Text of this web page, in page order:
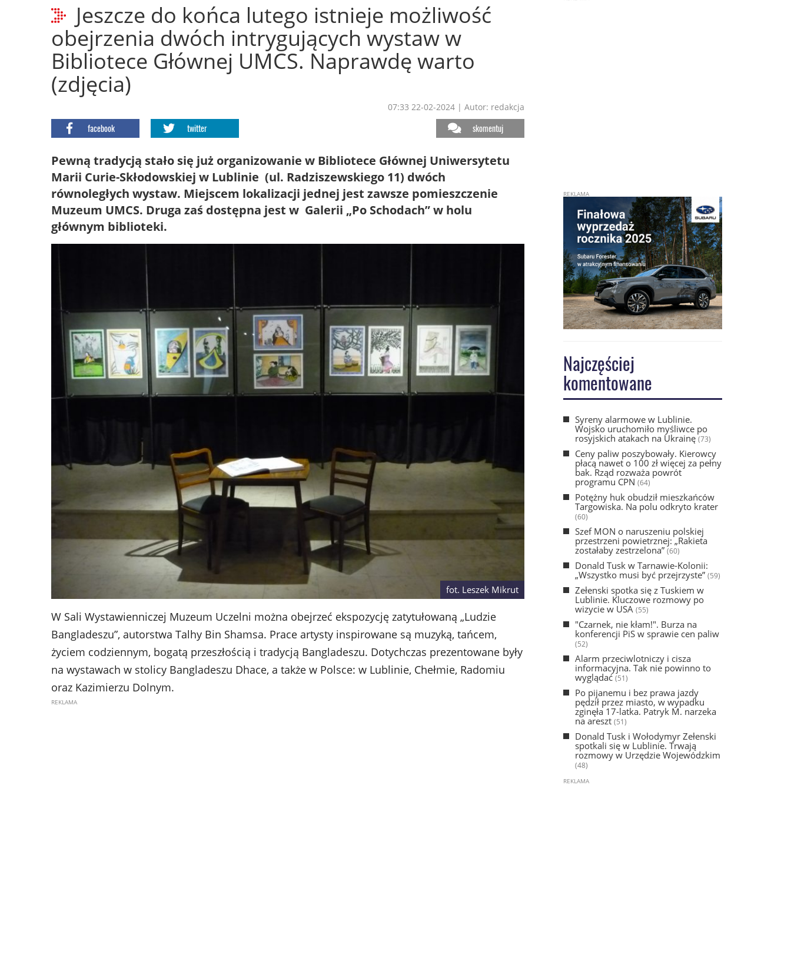
Jeszcze do końca lutego istnieje możliwość
obejrzenia dwóch intrygujących wystaw w
Bibliotece Głównej UMCS. Naprawdę warto
(zdjęcia)
07:33 22-02-2024 | Autor: redakcja
facebook twitter skomentuj
Pewną tradycją stało się już organizowanie w Bibliotece Głównej Uniwersytetu
Marii Curie-Skłodowskiej w Lublinie (ul. Radziszewskiego 11) dwóch
równoległych wystaw. Miejscem lokalizacji jednej jest zawsze pomieszczenie
Muzeum UMCS. Druga zaś dostępna jest w Galerii „Po Schodach” w holu
głównym biblioteki.
fot. Leszek Mikrut
W Sali Wystawienniczej Muzeum Uczelni można obejrzeć ekspozycję zatytułowaną „Ludzie
Bangladeszu”, autorstwa Talhy Bin Shamsa. Prace artysty inspirowane są muzyką, tańcem,
życiem codziennym, bogatą przeszłością i tradycją Bangladeszu. Dotychczas prezentowane były
na wystawach w stolicy Bangladeszu Dhace, a także w Polsce: w Lublinie, Chełmie, Radomiu
oraz Kazimierzu Dolnym.
Najczęściej
komentowane
Syreny alarmowe w Lublinie.
Wojsko uruchomiło myśliwce po
rosyjskich atakach na Ukrainę(73)
Ceny paliw poszybowały. Kierowcy
płacą nawet o 100 zł więcej za pełny
bak. Rząd rozważa powrót
programu CPN (64)
Potężny huk obudził mieszkańców
Targowiska. Na polu odkryto krater
(60)
Szef MON o naruszeniu polskiej
przestrzeni powietrznej: „Rakieta
zostałaby zestrzelona” (60)
Donald Tusk w Tarnawie-Kolonii:
„Wszystko musi być przejrzyste” (59)
Zełenski spotka się z Tuskiem w
Lublinie. Kluczowe rozmowy po
wizycie w USA (55)
"Czarnek, nie kłam!". Burza na
konferencji PiS w sprawie cen paliw
(52)
Alarm przeciwlotniczy i cisza
informacyjna. Tak nie powinno to
wyglądać(51)
Po pijanemu i bez prawa jazdy
pędził przez miasto, w wypadku
zginęła 17-latka. Patryk M. narzeka
na areszt (51)
Donald Tusk i Wołodymyr Zełenski
spotkali się w Lublinie. Trwają
rozmowy w Urzędzie Wojewódzkim
(48)